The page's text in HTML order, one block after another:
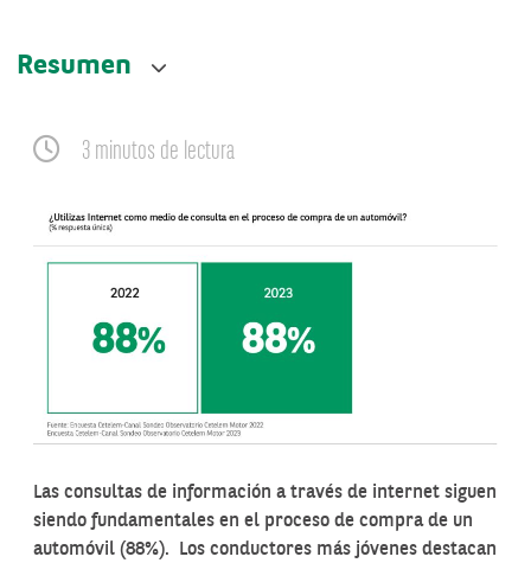
3 minutos de lectura
Las consultas de información a través de internet siguen
siendo fundamentales en el proceso de compra de un
automóvil (88%). Los conductores más jóvenes destacan
Resumen